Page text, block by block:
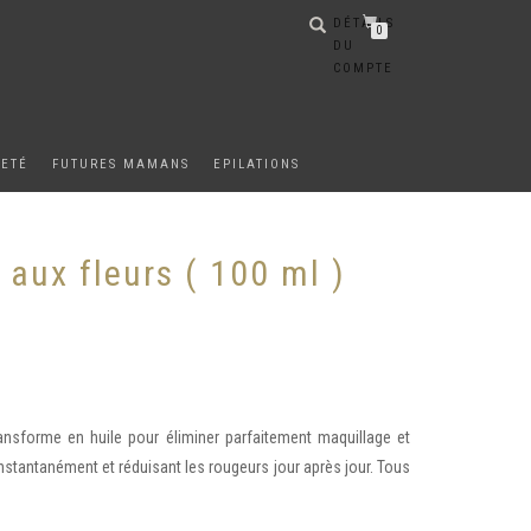
DÉTAILS
DU
COMPTE
0
FUTURES MAMANS EPILATIONS
aux fleurs ( 100 ml )
en huile pour éliminer parfaitement maquillage et
et réduisant les rougeurs jour après jour. Tous